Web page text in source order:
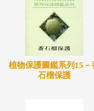
ISPM等組織運作及
植物保護圖鑑系列15－
石榴保護